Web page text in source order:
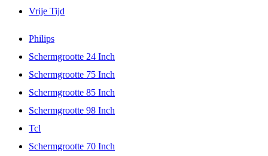
Vrije Tijd
Philips
Schermgrootte 24 Inch
Schermgrootte 75 Inch
Schermgrootte 85 Inch
Schermgrootte 98 Inch
Tcl
Schermgrootte 70 Inch